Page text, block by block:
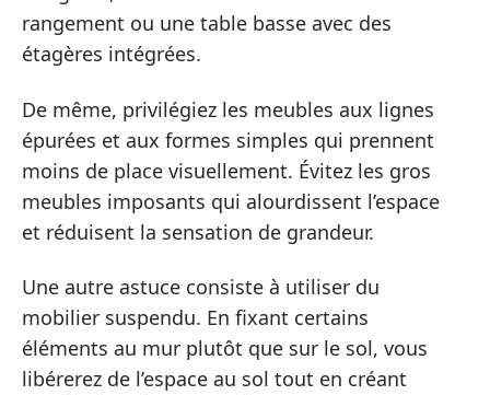
rangement ou une table basse avec des
étagères intégrées.
De même, privilégiez les meubles aux lignes
épurées et aux formes simples qui prennent
moins de place visuellement. Évitez les gros
meubles imposants qui alourdissent l’espace
et réduisent la sensation de grandeur.
Une autre astuce consiste à utiliser du
mobilier suspendu. En fixant certains
éléments au mur plutôt que sur le sol, vous
libérerez de l’espace au sol tout en créant